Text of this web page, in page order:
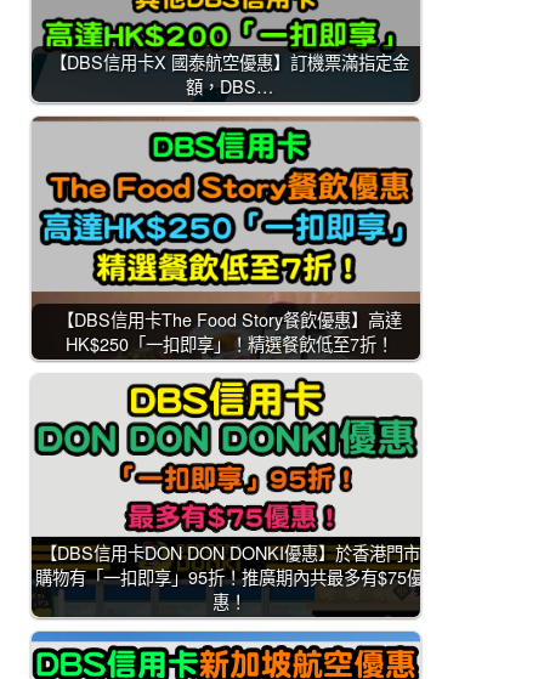
【DBS信用卡X 國泰航空優惠】訂機票滿指定金
額，DBS…
【DBS信用卡The Food Story餐飲優惠】高達
HK$250「一扣即享」！精選餐飲低至7折！
【DBS信用卡DON DON DONKI優惠】於香港門市
購物有「一扣即享」95折！推廣期內共最多有$75優
惠！